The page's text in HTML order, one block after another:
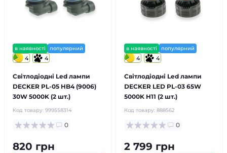
в наявності популярний
4 4
Світлодіодні Led лампи
DECKER PL-05 HB4 (9006)
30W 5000K (2 шт.)
Код товару: 999558314
0
820 грн
в наявності популярний
4 4
Світлодіодні Led лампи
DECKER LED PL-03 65W
5000K H11 (2 шт.)
Код товару: 888562
0
2 799 грн